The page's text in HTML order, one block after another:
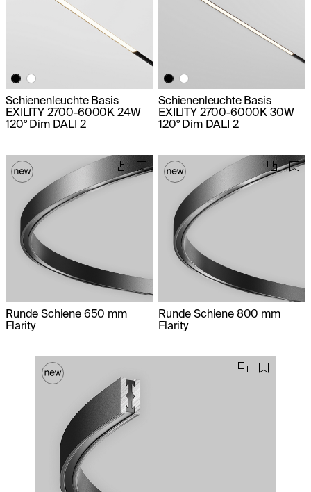
Schienenleuchte Basis
EXILITY 2700-6000K 24W
120° Dim DALI 2
Schienenleuchte Basis
EXILITY 2700-6000K 30W
120° Dim DALI 2
Runde Schiene 650 mm
Flarity
Runde Schiene 800 mm
Flarity